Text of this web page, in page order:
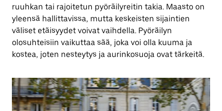
ruuhkan tai rajoitetun pyöräilyreitin takia. Maasto on
yleensä hallittavissa, mutta keskeisten sijaintien
väliset etäisyydet voivat vaihdella. Pyöräilyn
olosuhteisiin vaikuttaa sää, joka voi olla kuuma ja
kostea, joten nesteytys ja aurinkosuoja ovat tärkeitä.